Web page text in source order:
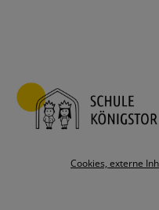
Cookies, externe